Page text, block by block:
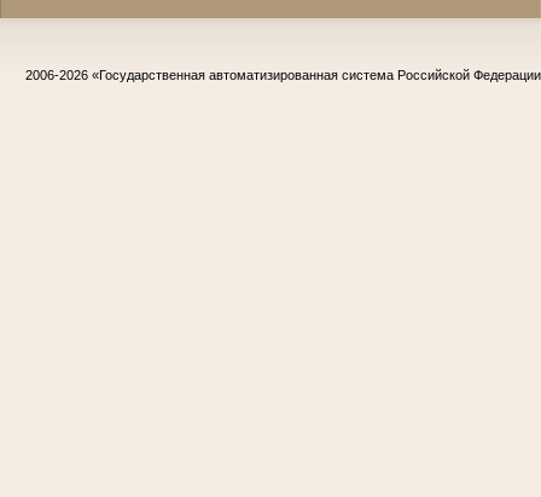
2006-2026 «Государственная автоматизированная система Российской